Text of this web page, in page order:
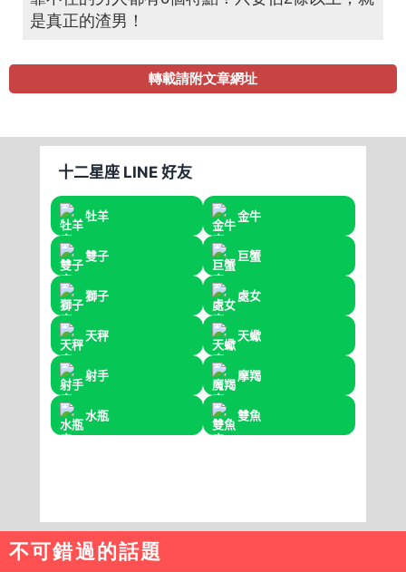
是真正的渣男！
轉載請附文章網址
不可錯過的話題